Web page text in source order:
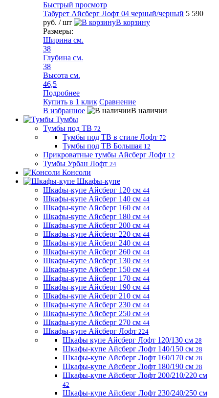
Быстрый просмотр
Табурет Айсберг Лофт 04 черный/черный 5 590
руб. / шт
В корзину
Размеры:
Ширина см.
38
Глубина см.
38
Высота см.
46,5
Подробнее
Купить в 1 клик Сравнение
В избранное
В наличии
Тумбы
Тумбы под ТВ 72
Тумбы под ТВ в стиле Лофт 72
Тумбы под ТВ Большая 12
Прикроватные тумбы Айсберг Лофт 12
Тумбы Урбан Лофт 24
Консоли
Шкафы-купе
Шкафы-купе Айсберг 120 см 44
Шкафы-купе Айсберг 140 см 44
Шкафы-купе Айсберг 160 см 44
Шкафы-купе Айсберг 180 см 44
Шкафы-купе Айсберг 200 см 44
Шкафы-купе Айсберг 220 см 44
Шкафы-купе Айсберг 240 см 44
Шкафы-купе Айсберг 260 см 44
Шкафы-купе Айсберг 130 см 44
Шкафы-купе Айсберг 150 см 44
Шкафы-купе Айсберг 170 см 44
Шкафы-купе Айсберг 190 см 44
Шкафы-купе Айсберг 210 см 44
Шкафы-купе Айсберг 230 см 44
Шкафы-купе Айсберг 250 см 44
Шкафы-купе Айсберг 270 см 44
Шкафы-купе Айсберг Лофт 224
Шкафы купе Айсберг Лофт 120/130 см 28
Шкафы-купе Айсберг Лофт 140/150 см 28
Шкафы-купе Айсберг Лофт 160/170 см 28
Шкафы-купе Айсберг Лофт 180/190 см 28
Шкафы-купе Айсберг Лофт 200/210/220 см
42
Шкафы-купе Айсберг Лофт 230/240/250 см